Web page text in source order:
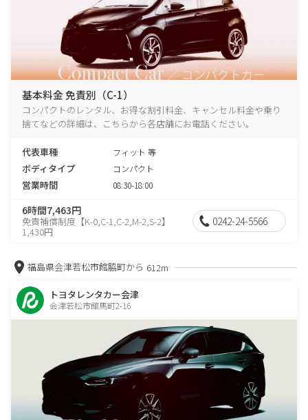
基本料金 免責別（C-1）
コンパクトのレンタル、お得な割引料金、キャンセル料金や乗り
捨てなどの詳細は、こちらから各店舗にお電話ください。
代表車種 フィット 等
ボディタイプ コンパクト
営業時間 08:30-18:00
6時間7,463円
免責補償制度【K-0,C-1,C-2,M-2,S-2】
1,430円
0242-24-5566
福島県会津若松市館脇町から 612m
トヨタレンタカー会津
会津若松市館馬町2-16